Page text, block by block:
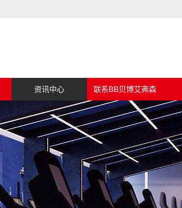
资讯中心 联系BB贝博艾弗森